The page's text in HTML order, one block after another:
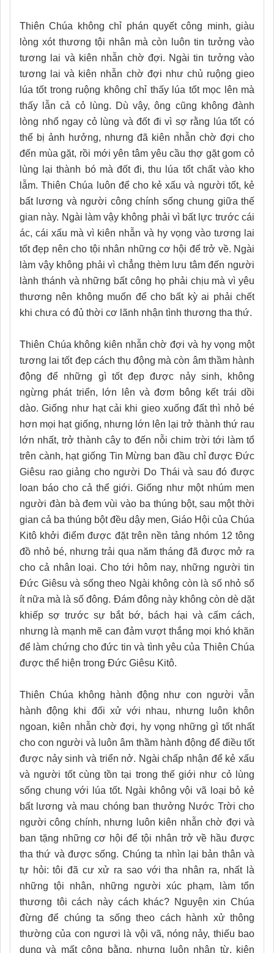
Thiên Chúa không chỉ phán quyết công minh, giàu
lòng xót thương tội nhân mà còn luôn tin tưởng vào
tương lai và kiên nhẫn chờ đợi. Ngài tin tưởng vào
tương lai và kiên nhẫn chờ đợi như chủ ruộng gieo
lúa tốt trong ruộng không chỉ thấy lúa tốt mọc lên mà
thấy lẫn cả cỏ lùng. Dù vậy, ông cũng không đành
lòng nhổ ngay cỏ lùng và đốt đi vì sợ rằng lúa tốt có
thể bị ảnh hưởng, nhưng đã kiên nhẫn chờ đợi cho
đến mùa gặt, rồi mới yên tâm yêu cầu thợ gặt gom cỏ
lùng lại thành bó mà đốt đi, thu lúa tốt chất vào kho
lẫm. Thiên Chúa luôn để cho kẻ xấu và người tốt, kẻ
bất lương và người công chính sống chung giữa thế
gian này. Ngài làm vậy không phải vì bất lực trước cái
ác, cái xấu mà vì kiên nhẫn và hy vọng vào tương lai
tốt đẹp nên cho tội nhân những cơ hội để trở về. Ngài
làm vậy không phải vì chẳng thèm lưu tâm đến người
lành thánh và những bất công họ phải chịu mà vì yêu
thương nên không muốn để cho bất kỳ ai phải chết
khi chưa có đủ thời cơ lãnh nhận tình thương tha thứ.
Thiên Chúa không kiên nhẫn chờ đợi và hy vọng một
tương lai tốt đẹp cách thụ động mà còn âm thầm hành
động để những gì tốt đẹp được nảy sinh, không
ngừng phát triển, lớn lên và đơm bông kết trái dồi
dào. Giống như hạt cải khi gieo xuống đất thì nhỏ bé
hơn mọi hạt giống, nhưng lớn lên lại trở thành thứ rau
lớn nhất, trở thành cây to đến nỗi chim trời tới làm tổ
trên cành, hạt giống Tin Mừng ban đầu chỉ được Đức
Giêsu rao giảng cho người Do Thái và sau đó được
loan báo cho cả thể giới. Giống như một nhúm men
người đàn bà đem vùi vào ba thúng bột, sau một thời
gian cả ba thúng bột đều dậy men, Giáo Hội của Chúa
Kitô khởi điểm được đặt trên nền tảng nhóm 12 tông
đồ nhỏ bé, nhưng trải qua năm tháng đã được mở ra
cho cả nhân loại. Cho tới hôm nay, những người tin
Đức Giêsu và sống theo Ngài không còn là số nhỏ số
ít nữa mà là số đông. Đám đông này không còn dè dặt
khiếp sợ trước sự bắt bớ, bách hại và cấm cách,
nhưng là mạnh mẽ can đảm vượt thắng mọi khó khăn
để làm chứng cho đức tin và tình yêu của Thiên Chúa
được thể hiện trong Đức Giêsu Kitô.
Thiên Chúa không hành động như con người vẫn
hành động khi đối xử với nhau, nhưng luôn khôn
ngoan, kiên nhẫn chờ đợi, hy vọng những gì tốt nhất
cho con người và luôn âm thầm hành động để điều tốt
được nảy sinh và triển nở. Ngài chấp nhận để kẻ xấu
và người tốt cùng tồn tại trong thế giới như cỏ lùng
sống chung với lúa tốt. Ngài không vội vã loại bỏ kẻ
bất lương và mau chóng ban thưởng Nước Trời cho
người công chính, nhưng luôn kiên nhẫn chờ đợi và
ban tặng những cơ hội để tội nhân trở về hầu được
tha thứ và được sống. Chúng ta nhìn lại bản thân và
tự hỏi: tôi đã cư xử ra sao với tha nhân ra, nhất là
những tội nhân, những người xúc phạm, làm tổn
thương tôi cách này cách khác? Nguyện xin Chúa
đừng để chúng ta sống theo cách hành xử thông
thường của con ngươi là vội vã, nóng nảy, thiếu bao
dung và mất công bằng, nhưng luôn nhân từ, kiên